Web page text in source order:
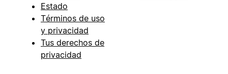
Estado
Términos de uso
y privacidad
Tus derechos de
privacidad